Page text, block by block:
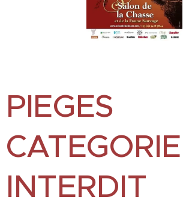
PIEGES
INTERDIT